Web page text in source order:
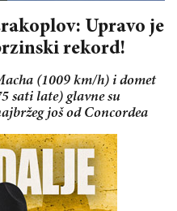
Upravo je
rekord!
(1009 km/h) i domet
sati late) glavne su
još od Concordea